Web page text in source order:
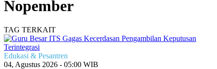
Nopember
TAG TERKAIT
Edukasi & Pesantren
04, Agustus 2026 - 05:00 WIB